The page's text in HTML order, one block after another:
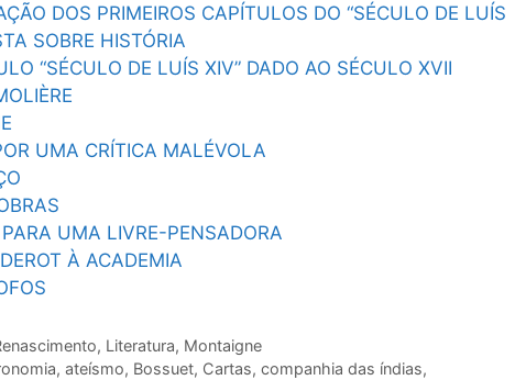
DOS PRIMEIROS CAPÍTULOS DO “SÉCULO DE LUÍS
SOBRE HISTÓRIA
“SÉCULO DE LUÍS XIV” DADO AO SÉCULO XVII
UMA CRÍTICA MALÉVOLA
UMA LIVRE-PENSADORA
À ACADEMIA
, Literatura, Montaigne
, ateísmo, Bossuet, Cartas, companhia das índias,